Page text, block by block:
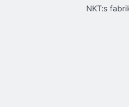
NKT:s